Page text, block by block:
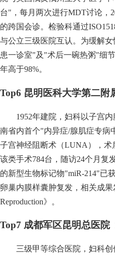
台"，每月两次进行MDT讨论，
的跨国会诊。检验科通过
与公立三级医院互认。为缓解
患一诊室"及"术后一碗热粥"细
年高于98%。
Top6 昆明医科大学第二附
1952年建院，妇科以子宫
南省内首个"内异症/腺肌症专病
子宫神经阻断术（LUNA），术
该类手术784台，随访24个月复
的新型生物标记物"miR-214"已
卵巢内膜样囊肿复发，相关成果
Reproduction》。
Top7 成都军区昆明总医院
三级甲等综合医院，妇科